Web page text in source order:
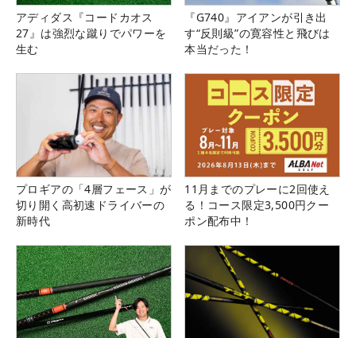
アディダス『コードカオス
27』は強烈な蹴りでパワーを
生む
『G740』アイアンが引き出
す“反則級”の寛容性と飛びは
本当だった！
プロギアの「4層フェース」が
切り開く高初速ドライバーの
新時代
11月までのプレーに2回使え
る！コース限定3,500円クー
ポン配布中！